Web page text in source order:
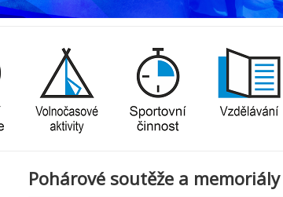
Pohárové soutěže a memoriály